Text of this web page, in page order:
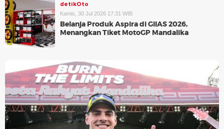
detikOto
Kamis, 30 Jul 2026 17:31 WIB
Belanja Produk Aspira di GIIAS 2026,
Menangkan Tiket MotoGP Mandalika